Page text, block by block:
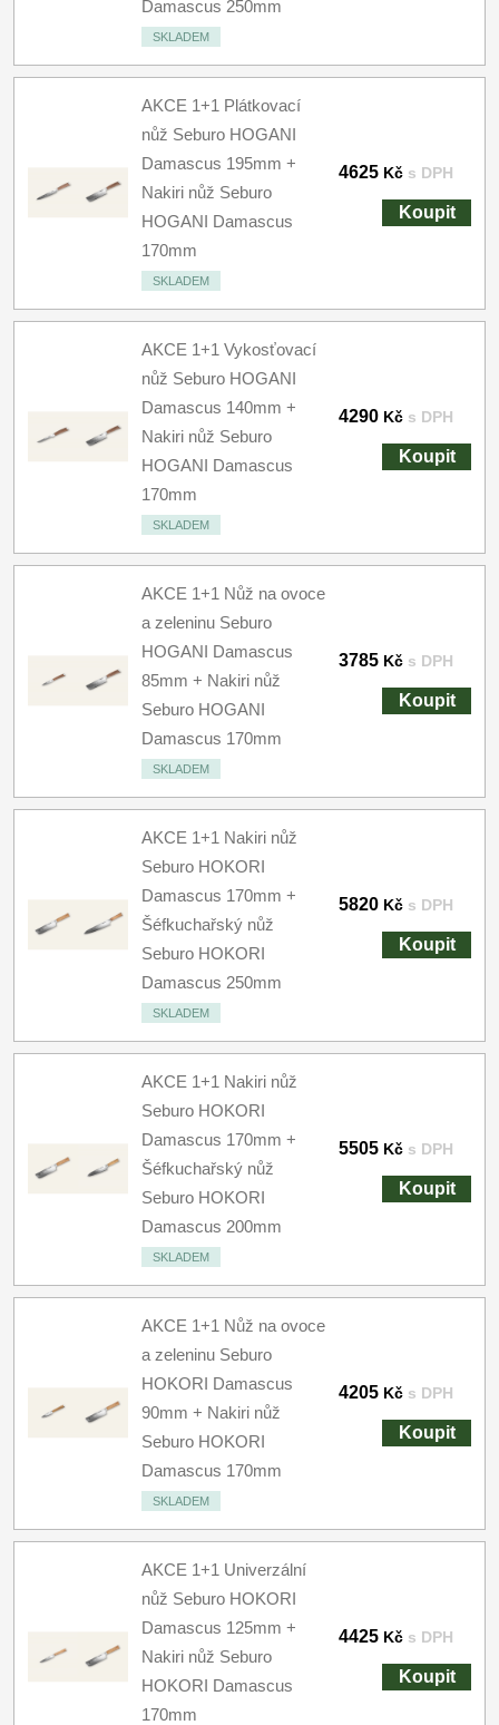
Damascus 250mm
SKLADEM
AKCE 1+1 Plátkovací
nůž Seburo HOGANI
Damascus 195mm +
Nakiri nůž Seburo
HOGANI Damascus
170mm
SKLADEM
4625 Kč s DPH
Koupit
AKCE 1+1 Vykosťovací
nůž Seburo HOGANI
Damascus 140mm +
Nakiri nůž Seburo
HOGANI Damascus
170mm
SKLADEM
4290 Kč s DPH
Koupit
AKCE 1+1 Nůž na ovoce
a zeleninu Seburo
HOGANI Damascus
85mm + Nakiri nůž
Seburo HOGANI
Damascus 170mm
SKLADEM
3785 Kč s DPH
Koupit
AKCE 1+1 Nakiri nůž
Seburo HOKORI
Damascus 170mm +
Šéfkuchařský nůž
Seburo HOKORI
Damascus 250mm
SKLADEM
5820 Kč s DPH
Koupit
AKCE 1+1 Nakiri nůž
Seburo HOKORI
Damascus 170mm +
Šéfkuchařský nůž
Seburo HOKORI
Damascus 200mm
SKLADEM
5505 Kč s DPH
Koupit
AKCE 1+1 Nůž na ovoce
a zeleninu Seburo
HOKORI Damascus
90mm + Nakiri nůž
Seburo HOKORI
Damascus 170mm
SKLADEM
4205 Kč s DPH
Koupit
AKCE 1+1 Univerzální
nůž Seburo HOKORI
Damascus 125mm +
Nakiri nůž Seburo
HOKORI Damascus
170mm
4425 Kč s DPH
Koupit